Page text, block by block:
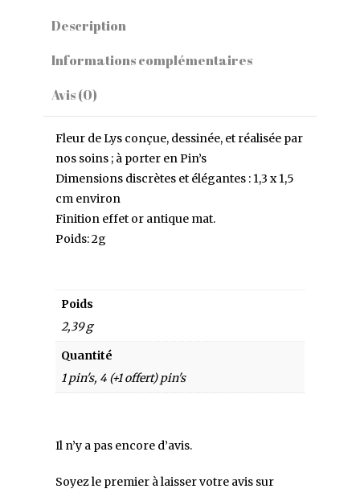
royal
or
Description
Informations complémentaires
Avis (0)
Fleur de Lys conçue, dessinée, et réalisée par
nos soins ; à porter en Pin’s
Dimensions discrètes et élégantes : 1,3 x 1,5
cm environ
Finition effet or antique mat.
Poids: 2g
Poids
2,39 g
Quantité
1 pin's, 4 (+1 offert) pin's
Il n’y a pas encore d’avis.
Soyez le premier à laisser votre avis sur